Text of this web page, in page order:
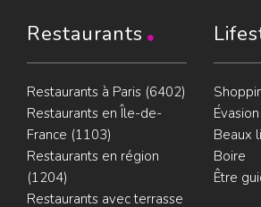
Restaurants
Restaurants à Paris (6402)
Restaurants en Île-de-
France (1103)
Restaurants en région
(1204)
Restaurants avec terrasse
Évasion
Beaux
Boire
Être